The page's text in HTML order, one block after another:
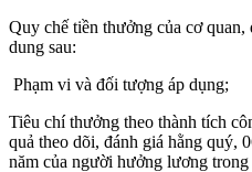
Quy chế tiền thưởng của cơ
dung sau:
Phạm vi và đối tượng áp dụng;
Tiêu chí thưởng theo thành tích
quả theo dõi, đánh giá hằng quý,
năm của người hưởng lương